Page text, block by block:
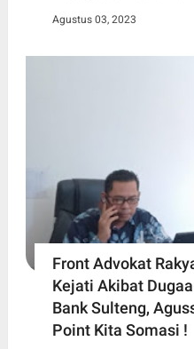
Agustus 03, 2023
Front Advokat
Kejati Akibat
Bank Sulteng,
Point Kita Somasi !